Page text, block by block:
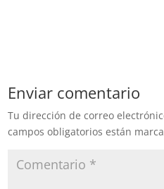
formulación comercial.
académico de la IBERO
Ciudad de México, el Dr.…
Enviar comentario
Tu dirección de correo
campos obligatorios están